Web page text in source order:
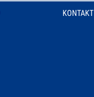
KONTAKT